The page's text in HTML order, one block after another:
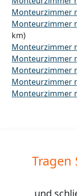
Monteurzimmer
Monteurzimmer
km)
Monteurzimmer
Monteurzimmer
Monteurzimmer
Monteurzimmer
Monteurzimmer
Tragen
und